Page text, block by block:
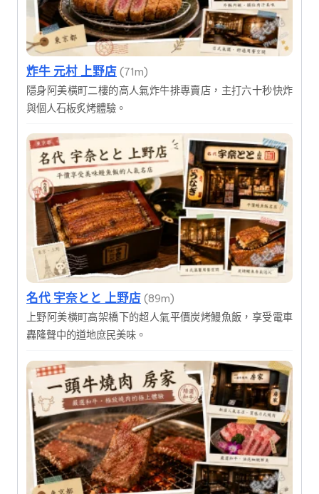
炸牛 元村 上野店 (71m)
隱身阿美橫町二樓的高人氣炸牛排專賣店，主打六十秒快炸
與個人石板炙烤體驗。
名代 宇奈とと 上野店 (89m)
上野阿美橫町高架橋下的超人氣平價炭烤鰻魚飯，享受電車
轟隆聲中的道地庶民美味。